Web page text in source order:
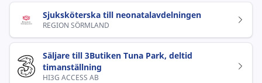
Sjuksköterska till neonatalavdelningen
REGION SÖRMLAND
Säljare till 3Butiken Tuna Park, deltid
timanställning
HI3G ACCESS AB